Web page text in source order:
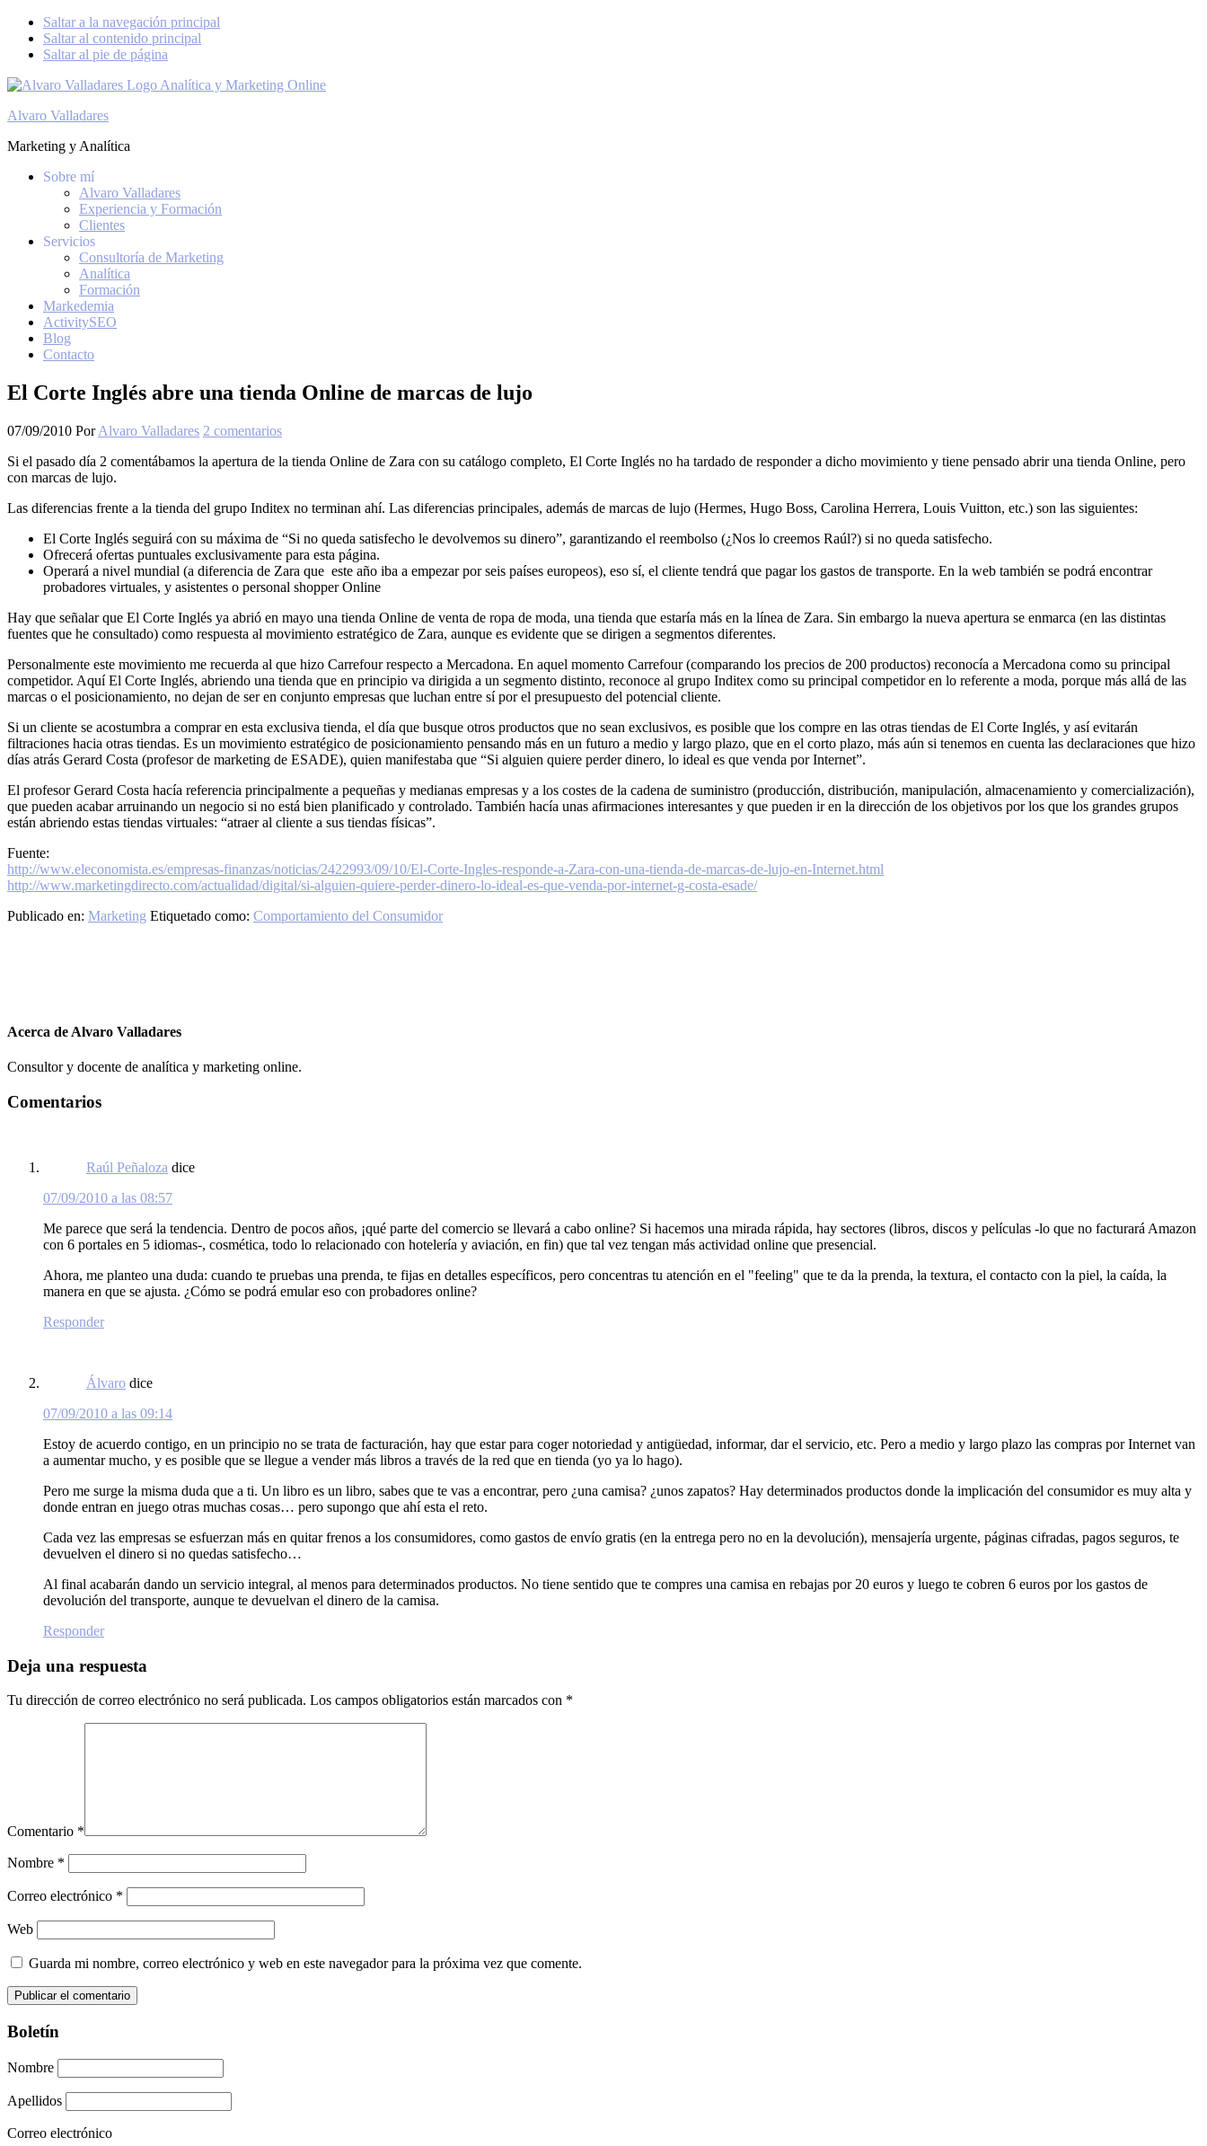
Saltar a la navegación principal
Saltar al contenido principal
Saltar al pie de página
Alvaro Valladares
Marketing y Analítica
Sobre mí
Alvaro Valladares
Experiencia y Formación
Clientes
Servicios
Consultoría de Marketing
Analítica
Formación
Markedemia
ActivitySEO
Blog
Contacto
El Corte Inglés abre una tienda Online de marcas de lujo
07/09/2010 PorAlvaro Valladares 2 comentarios
Si el pasado día 2 comentábamos la apertura de la tienda Online de Zara con su catálogo completo, El Corte Inglés no ha tardado de responder a dicho movimiento y tiene pensado abrir una tienda Online, pero
con marcas de lujo.
Las diferencias frente a la tienda del grupo Inditex no terminan ahí. Las diferencias principales, además de marcas de lujo (Hermes, Hugo Boss, Carolina Herrera, Louis Vuitton, etc.) son las siguientes:
El Corte Inglés seguirá con su máxima de “Si no queda satisfecho le devolvemos su dinero”, garantizando el reembolso (¿Nos lo creemos Raúl?) si no queda satisfecho.
Ofrecerá ofertas puntuales exclusivamente para esta página.
Operará a nivel mundial (a diferencia de Zara que este año iba a empezar por seis países europeos), eso sí, el cliente tendrá que pagar los gastos de transporte. En la web también se podrá encontrar
probadores virtuales, y asistentes o personal shopper Online
Hay que señalar que El Corte Inglés ya abrió en mayo una tienda Online de venta de ropa de moda, una tienda que estaría más en la línea de Zara. Sin embargo la nueva apertura se enmarca (en las distintas
fuentes que he consultado) como respuesta al movimiento estratégico de Zara, aunque es evidente que se dirigen a segmentos diferentes.
Personalmente este movimiento me recuerda al que hizo Carrefour respecto a Mercadona. En aquel momento Carrefour (comparando los precios de 200 productos) reconocía a Mercadona como su principal
competidor. Aquí El Corte Inglés, abriendo una tienda que en principio va dirigida a un segmento distinto, reconoce al grupo Inditex como su principal competidor en lo referente a moda, porque más allá de las
marcas o el posicionamiento, no dejan de ser en conjunto empresas que luchan entre sí por el presupuesto del potencial cliente.
Si un cliente se acostumbra a comprar en esta exclusiva tienda, el día que busque otros productos que no sean exclusivos, es posible que los compre en las otras tiendas de El Corte Inglés, y así evitarán
filtraciones hacia otras tiendas. Es un movimiento estratégico de posicionamiento pensando más en un futuro a medio y largo plazo, que en el corto plazo, más aún si tenemos en cuenta las declaraciones que hizo
días atrás Gerard Costa (profesor de marketing de ESADE), quien manifestaba que “Si alguien quiere perder dinero, lo ideal es que venda por Internet”.
El profesor Gerard Costa hacía referencia principalmente a pequeñas y medianas empresas y a los costes de la cadena de suministro (producción, distribución, manipulación, almacenamiento y comercialización),
que pueden acabar arruinando un negocio si no está bien planificado y controlado. También hacía unas afirmaciones interesantes y que pueden ir en la dirección de los objetivos por los que los grandes grupos
están abriendo estas tiendas virtuales: “atraer al cliente a sus tiendas físicas”.
Fuente:
http://www.eleconomista.es/empresas-finanzas/noticias/2422993/09/10/El-Corte-Ingles-responde-a-Zara-con-una-tienda-de-marcas-de-lujo-en-Internet.html
http://www.marketingdirecto.com/actualidad/digital/si-alguien-quiere-perder-dinero-lo-ideal-es-que-venda-por-internet-g-costa-esade/
Publicado en: Marketing Etiquetado como: Comportamiento del Consumidor
Acerca de Alvaro Valladares
Consultor y docente de analítica y marketing online.
Interacciones
lectores
Comentarios
Raúl Peñaloza dice
07/09/2010 a las 08:57
Me parece que será la tendencia. Dentro de pocos años, ¡qué parte del comercio se llevará a cabo online? Si hacemos una mirada rápida, hay sectores (libros, discos y películas -lo que no facturará Amazon
con 6 portales en 5 idiomas-, cosmética, todo lo relacionado con hotelería y aviación, en fin) que tal vez tengan más actividad online que presencial.
Ahora, me planteo una duda: cuando te pruebas una prenda, te fijas en detalles específicos, pero concentras tu atención en el "feeling" que te da la prenda, la textura, el contacto con la piel, la caída, la
manera en que se ajusta. ¿Cómo se podrá emular eso con probadores online?
Responder
Álvaro dice
07/09/2010 a las 09:14
Estoy de acuerdo contigo, en un principio no se trata de facturación, hay que estar para coger notoriedad y antigüedad, informar, dar el servicio, etc. Pero a medio y largo plazo las compras por Internet van
a aumentar mucho, y es posible que se llegue a vender más libros a través de la red que en tienda (yo ya lo hago).
Pero me surge la misma duda que a ti. Un libro es un libro, sabes que te vas a encontrar, pero ¿una camisa? ¿unos zapatos? Hay determinados productos donde la implicación del consumidor es muy alta y
donde entran en juego otras muchas cosas… pero supongo que ahí esta el reto.
Cada vez las empresas se esfuerzan más en quitar frenos a los consumidores, como gastos de envío gratis (en la entrega pero no en la devolución), mensajería urgente, páginas cifradas, pagos seguros, te
devuelven el dinero si no quedas satisfecho…
Al final acabarán dando un servicio integral, al menos para determinados productos. No tiene sentido que te compres una camisa en rebajas por 20 euros y luego te cobren 6 euros por los gastos de
devolución del transporte, aunque te devuelvan el dinero de la camisa.
Responder
Deja una respuesta
Tu dirección de correo electrónico no será publicada. Los campos obligatorios están marcados con *
Comentario *
Nombre *
Correo electrónico *
Web
Guarda mi nombre, correo electrónico y web en este navegador para la próxima vez que comente.
Boletín
Nombre
Apellidos
Correo electrónico